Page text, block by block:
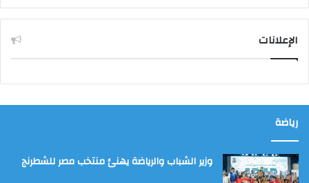
الإعلانات
رياضة
وزير الشباب والرياضة يهنئ منتخب مصر للشطرنج